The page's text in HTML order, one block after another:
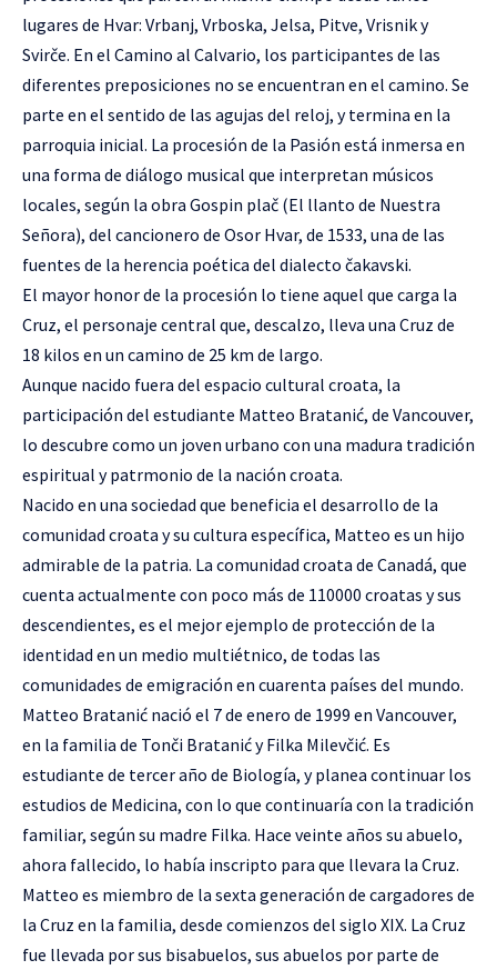
lugares de Hvar: Vrbanj, Vrboska, Jelsa, Pitve, Vrisnik y
Svirče. En el Camino al Calvario, los participantes de las
diferentes preposiciones no se encuentran en el camino. Se
parte en el sentido de las agujas del reloj, y termina en la
parroquia inicial. La procesión de la Pasión está inmersa en
una forma de diálogo musical que interpretan músicos
locales, según la obra Gospin plač (El llanto de Nuestra
Señora), del cancionero de Osor Hvar, de 1533, una de las
fuentes de la herencia poética del dialecto čakavski.
El mayor honor de la procesión lo tiene aquel que carga la
Cruz, el personaje central que, descalzo, lleva una Cruz de
18 kilos en un camino de 25 km de largo.
Aunque nacido fuera del espacio cultural croata, la
participación del estudiante Matteo Bratanić, de Vancouver,
lo descubre como un joven urbano con una madura tradición
espiritual y patrmonio de la nación croata.
Nacido en una sociedad que beneficia el desarrollo de la
comunidad croata y su cultura específica, Matteo es un hijo
admirable de la patria. La comunidad croata de Canadá, que
cuenta actualmente con poco más de 110000 croatas y sus
descendientes, es el mejor ejemplo de protección de la
identidad en un medio multiétnico, de todas las
comunidades de emigración en cuarenta países del mundo.
Matteo Bratanić nació el 7 de enero de 1999 en Vancouver,
en la familia de Tonči Bratanić y Filka Milevčić. Es
estudiante de tercer año de Biología, y planea continuar los
estudios de Medicina, con lo que continuaría con la tradición
familiar, según su madre Filka. Hace veinte años su abuelo,
ahora fallecido, lo había inscripto para que llevara la Cruz.
Matteo es miembro de la sexta generación de cargadores de
la Cruz en la familia, desde comienzos del siglo XIX. La Cruz
fue llevada por sus bisabuelos, sus abuelos por parte de